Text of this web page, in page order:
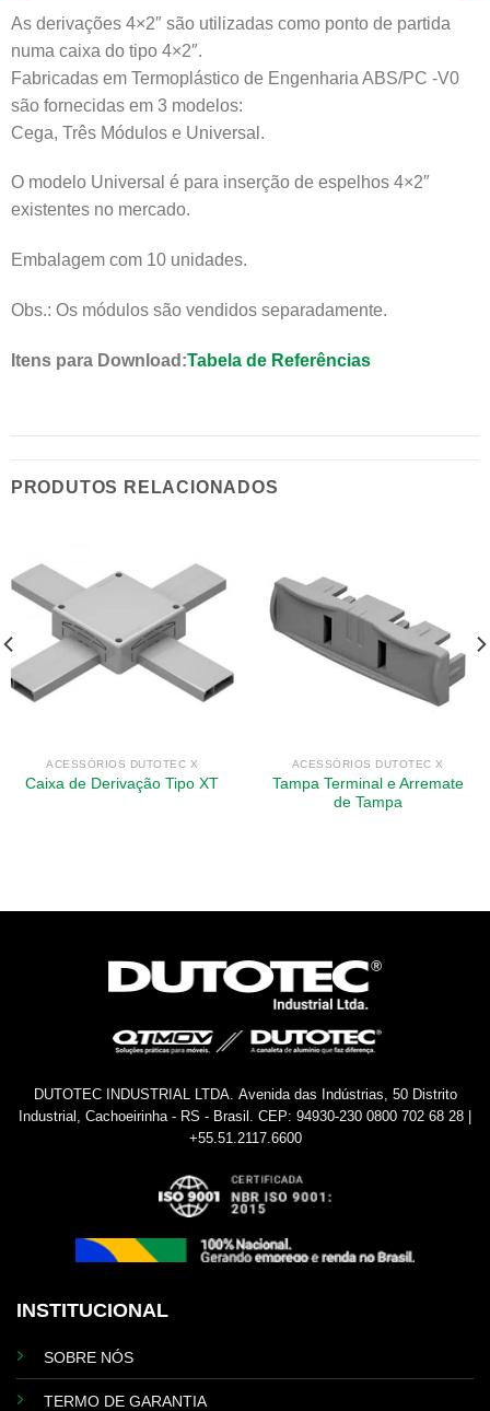
As derivações 4×2″ são utilizadas como ponto de partida
numa caixa do tipo 4×2″.
Fabricadas em Termoplástico de Engenharia ABS/PC -V0
são fornecidas em 3 modelos:
Cega, Três Módulos e Universal.
O modelo Universal é para inserção de espelhos 4×2″
existentes no mercado.
Embalagem com 10 unidades.
Obs.: Os módulos são vendidos separadamente.
Itens para Download:Tabela de Referências
PRODUTOS RELACIONADOS
ACESSÓRIOS DUTOTEC X
Caixa de Derivação Tipo XT
ACESSÓRIOS DUTOTEC X
Tampa Terminal e Arremate
de Tampa
DUTOTEC INDUSTRIAL LTDA. Avenida das Indústrias, 50 Distrito
Industrial, Cachoeirinha - RS - Brasil. CEP: 94930-230 0800 702 68 28 |
+55.51.2117.6600
INSTITUCIONAL
SOBRE NÓS
TERMO DE GARANTIA